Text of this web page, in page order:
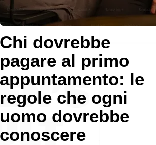
Chi dovrebbe
pagare al primo
appuntamento: le
regole che ogni
uomo dovrebbe
conoscere